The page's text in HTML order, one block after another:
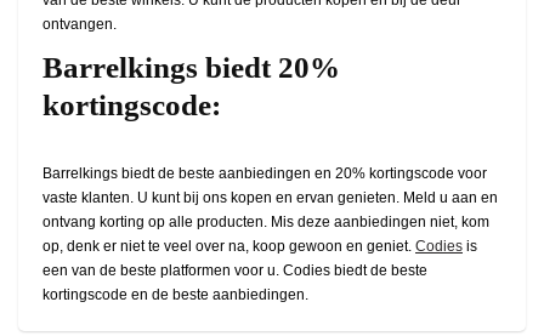
ontvangen.
Barrelkings biedt 20%
kortingscode:
Barrelkings biedt de beste aanbiedingen en 20% kortingscode voor
vaste klanten. U kunt bij ons kopen en ervan genieten. Meld u aan en
ontvang korting op alle producten. Mis deze aanbiedingen niet, kom
op, denk er niet te veel over na, koop gewoon en geniet. Codies is
een van de beste platformen voor u. Codies biedt de beste
kortingscode en de beste aanbiedingen.